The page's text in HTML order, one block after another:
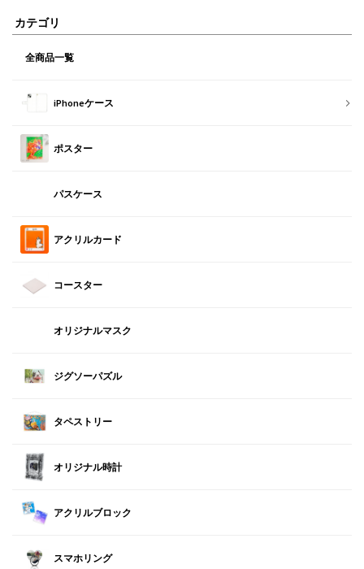
カテゴリ
全商品一覧
iPhoneケース
ポスター
パスケース
アクリルカード
コースター
オリジナルマスク
ジグソーパズル
タペストリー
オリジナル時計
アクリルブロック
スマホリング